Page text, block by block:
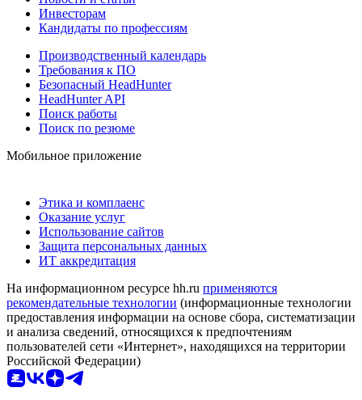
Инвесторам
Кандидаты по профессиям
Производственный календарь
Требования к ПО
Безопасный HeadHunter
HeadHunter API
Поиск работы
Поиск по резюме
Мобильное приложение
Этика и комплаенс
Оказание услуг
Использование сайтов
Защита персональных данных
ИТ аккредитация
На информационном ресурсе hh.ru применяются
рекомендательные технологии (информационные технологии
предоставления информации на основе сбора, систематизации
и анализа сведений, относящихся к предпочтениям
пользователей сети «Интернет», находящихся на территории
Российской Федерации)